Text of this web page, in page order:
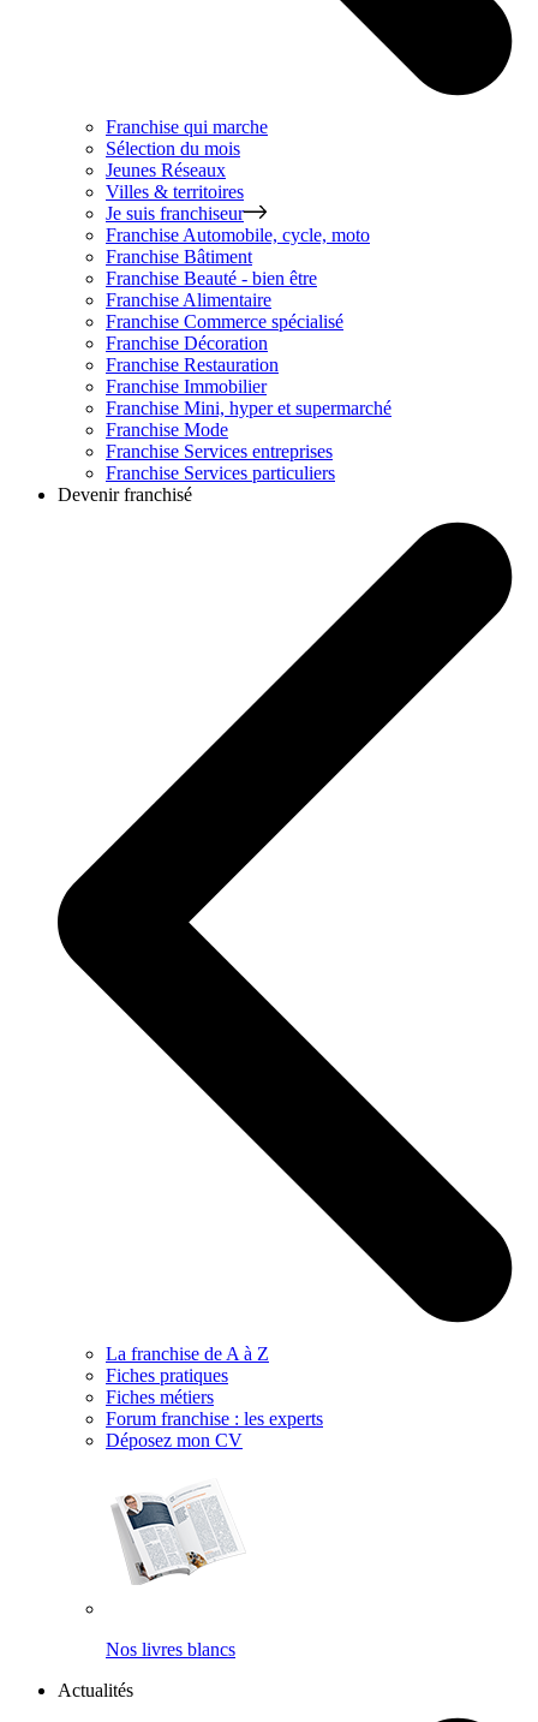
Franchise qui marche
Sélection du mois
Jeunes Réseaux
Villes & territoires
Je suis franchiseur
Franchise Automobile, cycle, moto
Franchise Bâtiment
Franchise Beauté - bien être
Franchise Alimentaire
Franchise Commerce spécialisé
Franchise Décoration
Franchise Restauration
Franchise Immobilier
Franchise Mini, hyper et supermarché
Franchise Mode
Franchise Services entreprises
Franchise Services particuliers
Devenir franchisé
La franchise de A à Z
Fiches pratiques
Fiches métiers
Forum franchise : les experts
Déposez mon CV
Nos livres blancs
Actualités